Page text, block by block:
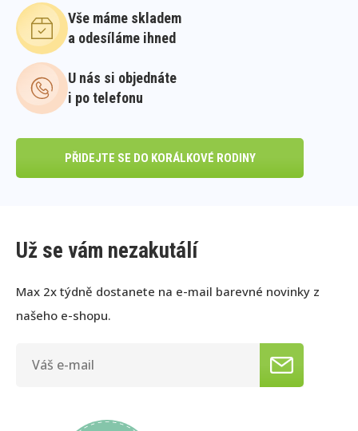
Vše máme skladem
a odesíláme ihned
U nás si objednáte
i po telefonu
PŘIDEJTE SE DO KORÁLKOVÉ RODINY
Už se vám nezakutálí
Max 2x týdně dostanete na e-mail barevné novinky z
našeho e-shopu.